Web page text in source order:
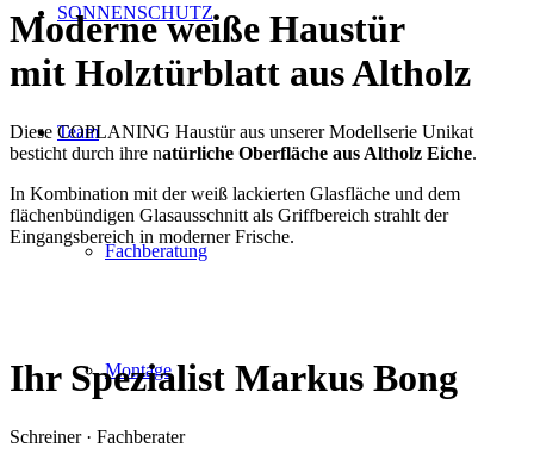
SONNENSCHUTZ
Team
Fachberatung
Montage
Moderne weiße Haustür
mit Holztürblatt aus Altholz
Diese COPLANING Haustür aus unserer Modellserie Unikat
besticht durch ihre natürliche Oberfläche aus Altholz Eiche.
In Kombination mit der weiß lackierten Glasfläche und dem
flächenbündigen Glasausschnitt als Griffbereich strahlt der
Eingangsbereich in moderner Frische.
Ihr Spezialist Markus Bong
Schreiner · Fachberater